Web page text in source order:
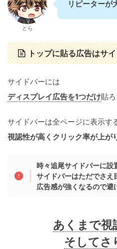
とら
リピーターが
トップに貼る広告はサ
サイドバーには
ディスプレイ広告を1つだけ貼ろ
サイドバーは全ページに表示す
視認性が高くクリック率が上が
時々追尾サイドバーに設
サイドバーはただでさえ
広告感が強くなるので避
あくまで視
そしてさ